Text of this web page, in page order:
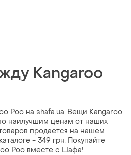
Kangaroo
Poo на shafa.ua. Вещи Kangaroo
наилучшим ценам от наших
продается на нашем
- 349 грн. Покупайте
Poo вместе с Шафа!